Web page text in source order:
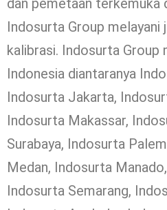
dan pemetaan terkemuka
Indosurta Group melayani
kalibrasi. Indosurta Group
Indonesia diantaranya
Indosurta Jakarta,
Indosurta Makassar,
Surabaya, Indosurta
Medan, Indosurta
Indosurta Semarang,